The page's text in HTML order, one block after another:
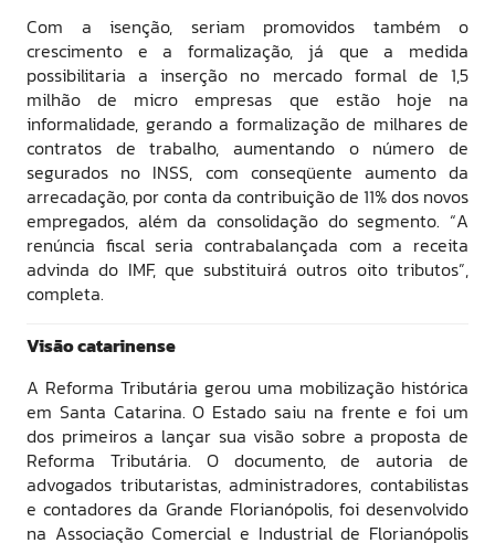
Com a isenção, seriam promovidos também o
crescimento e a formalização, já que a medida
possibilitaria a inserção no mercado formal de 1,5
milhão de micro empresas que estão hoje na
informalidade, gerando a formalização de milhares de
contratos de trabalho, aumentando o número de
segurados no INSS, com conseqüente aumento da
arrecadação, por conta da contribuição de 11% dos novos
empregados, além da consolidação do segmento. “A
renúncia fiscal seria contrabalançada com a receita
advinda do IMF, que substituirá outros oito tributos”,
completa.
Visão catarinense
A Reforma Tributária gerou uma mobilização histórica
em Santa Catarina. O Estado saiu na frente e foi um
dos primeiros a lançar sua visão sobre a proposta de
Reforma Tributária. O documento, de autoria de
advogados tributaristas, administradores, contabilistas
e contadores da Grande Florianópolis, foi desenvolvido
na Associação Comercial e Industrial de Florianópolis